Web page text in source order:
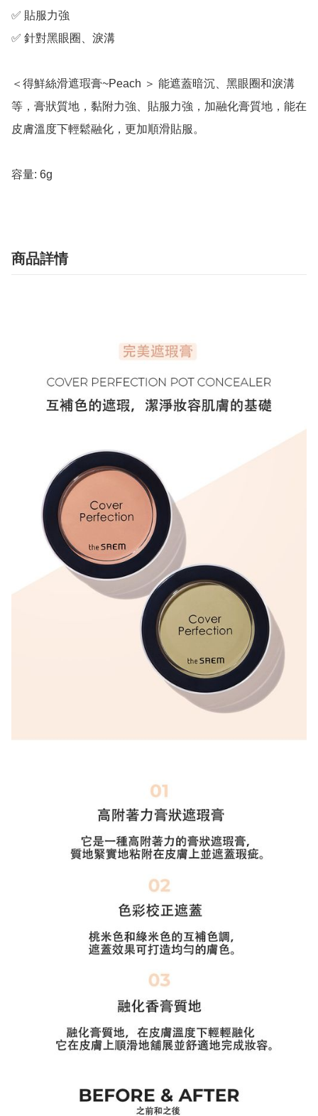
✅ 貼服力強
✅ 針對黑眼圈、淚溝
＜得鮮絲滑遮瑕膏~Peach ＞ 能遮蓋暗沉、黑眼圈和淚溝
等，膏狀質地，黏附力強、貼服力強，加融化膏質地，能在
皮膚溫度下輕鬆融化，更加順滑貼服。
容量: 6g
商品詳情